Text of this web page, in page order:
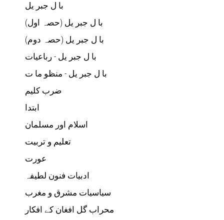
با ل جبر یل
(با ل جبر یل (حصہ اول
(با ل جبر یل (حصہ دوم
با ل جبر یل - رباعيات
با ل جبر یل - منظو ما ت
ضرب کلیم
ابتدا
اسلام اور مسلمان
تعلیم و تربیت
عورت
ادبیات فنون لطیفہ
سیاسیات مشرق و مغرب
محراب گل افغان کے افکار